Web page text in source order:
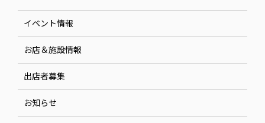
イベント情報
お店＆施設情報
出店者募集
お知らせ